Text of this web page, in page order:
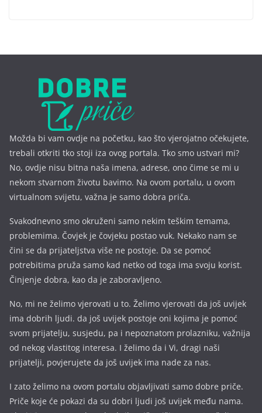
Možda bi vam ovdje na početku, kao što vjerojatno očekujete,
trebali otkriti tko stoji iza ovog portala. Tko smo ustvari mi?
No, ovdje nisu bitna naša imena, adrese, ono čime se mi u
nekom stvarnom životu bavimo. Na ovom portalu, u ovom
virtualnom svijetu, važna je samo dobra priča.
Svakodnevno smo okruženi samo nekim teškim temama,
problemima. Čovjek je čovjeku postao vuk. Nekako nam se
čini se da prijateljstva više ne postoje. Da se pomoć
potrebitima pruža samo kad netko od toga ima svoju korist.
Činjenje dobra, kao da je zaboravljeno.
No, mi ne želimo vjerovati u to. Želimo vjerovati da još uvijek
ima dobrih ljudi. da još uvijek postoje oni kojima je pomoć
svom prijatelju, susjedu, pa i nepoznatom prolazniku, važnija
od nekog vlastitog interesa. I želimo da i Vi, dragi naši
prijatelji, povjerujete da još uvijek ima nade za nas.
I zato želimo na ovom portalu objavljivati samo dobre priče.
Priče koje će pokazi da su dobri ljudi još uvijek među nama.